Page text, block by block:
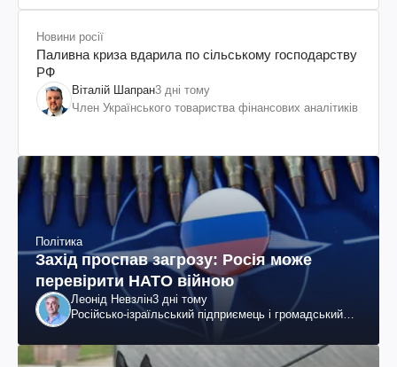
Новини росії
Паливна криза вдарила по сільському господарству
РФ
Віталій Шапран3 дні тому
Член Українського товариства фінансових аналітиків
Політика
Захід проспав загрозу: Росія може
перевірити НАТО війною
Леонід Невзлін3 дні тому
Російсько-ізраїльський підприємець і громадський